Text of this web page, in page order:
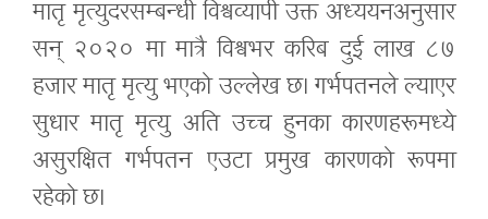
मातृ मृत्युदरसम्बन्धी विश्वव्यापी उक्त अध्ययनअनुसार
सन् २०२० मा मात्रै विश्वभर करिब दुई लाख ८७
हजार मातृ मृत्यु भएको उल्लेख छ। गर्भपतनले ल्याएर
सुधार मातृ मृत्यु अति उच्च हुनका कारणहरूमध्ये
असुरक्षित गर्भपतन एउटा प्रमुख कारणको रूपमा
रहेको छ।